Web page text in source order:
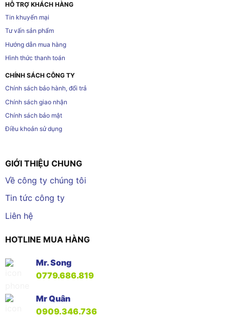
HỖ TRỢ KHÁCH HÀNG
Tin khuyến mại
Tư vấn sản phẩm
Hướng dẫn mua hàng
Hình thức thanh toán
CHÍNH SÁCH CÔNG TY
Chính sách bảo hành, đổi trả
Chính sách giao nhận
Chính sách bảo mật
Điều khoản sử dụng
GIỚI THIỆU CHUNG
Về công ty chúng tôi
Tin tức công ty
Liên hệ
HOTLINE MUA HÀNG
Mr. Song
0779.686.819
Mr Quân
0909.346.736